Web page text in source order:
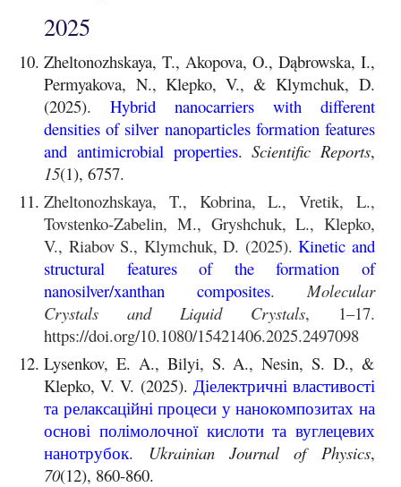
2025
Zheltonozhskaya, T., Akopova, O., Dąbrowska, I.,
Permyakova, N., Klepko, V., & Klymchuk, D.
(2025).
Hybrid nanocarriers with different
densities of silver nanoparticles formation features
and antimicrobial properties.Scientific Reports,
15(1), 6757.
Zheltonozhskaya, T., Kobrina, L., Vretik, L.,
Tovstenko-Zabelin, M., Gryshchuk, L., Klepko,
V., Riabov S., Klymchuk, D. (2025).Kinetic and
structural features of the formation of
nanosilver/xanthan composites. Molecular
Crystals and Liquid Crystals, 1–17.
https://doi.org/10.1080/15421406.2025.2497098
Lysenkov, E. A., Bilyi, S. A., Nesin, S. D., &
Klepko, V. V. (2025). Діелектричні властивості
та релаксаційні процеси у нанокомпозитах на
основі полімолочної кислоти та вуглецевих
нанотрубок. Ukrainian Journal of Physics,
70(12), 860-860.